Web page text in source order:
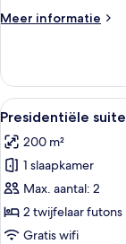
Meer informatie
Meer
suite,
niet-
roken
Alle
foto's
voor
Presidentiële
suite,
niet-
roken
27
Presidentiële
200 m²
1 slaapkamer
Max. aantal: 2
2 twijfelaar futons
Gratis wifi